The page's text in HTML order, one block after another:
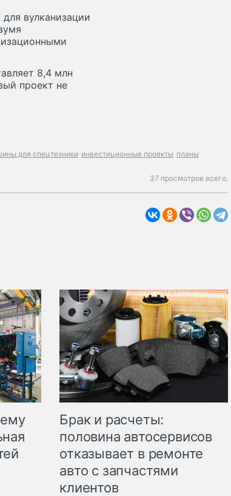
вулканизации
8,4 млн
проект не
для спецтехники инвестиционные проекты планы
37 просмотров всего.
Брак и расчеты:
половина автосервисов
отказывает в ремонте
авто с запчастями
клиентов